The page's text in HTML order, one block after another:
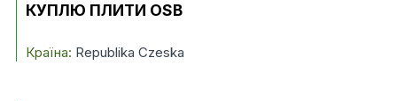
КУПЛЮ ПЛИТИ OSB
Країна: Republika Czeska